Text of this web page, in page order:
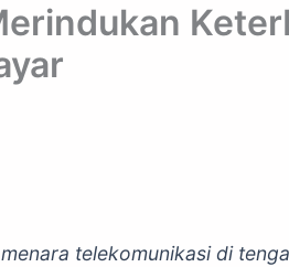
telekomunikasi di